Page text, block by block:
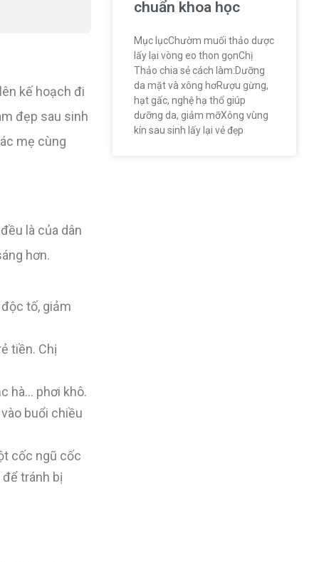
kế hoạch đi
đẹp sau sinh
mẹ cùng
là của dân
hơn.
tố, giảm
tiền. Chị
hà… phơi khô.
buổi chiều
cốc ngũ cốc
tránh bị
chuẩn khoa học
Mục lụcChườm muối thảo dược
lấy lại vòng eo thon gọnChị
Thảo chia sẻ cách làm:Dưỡng
da mặt và xông hơRượu gừng,
hạt gấc, nghệ hạ thổ giúp
dưỡng da, giảm mỡXông vùng
kín sau sinh lấy lại vẻ đẹp